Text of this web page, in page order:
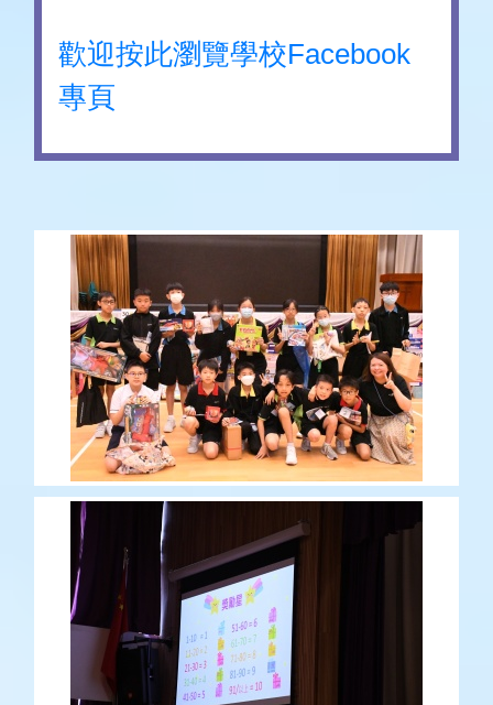
歡迎按此瀏覽學校Facebook
專頁